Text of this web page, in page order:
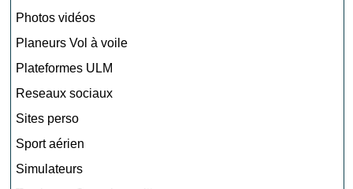
Photos vidéos
Planeurs Vol à voile
Plateformes ULM
Reseaux sociaux
Sites perso
Sport aérien
Simulateurs